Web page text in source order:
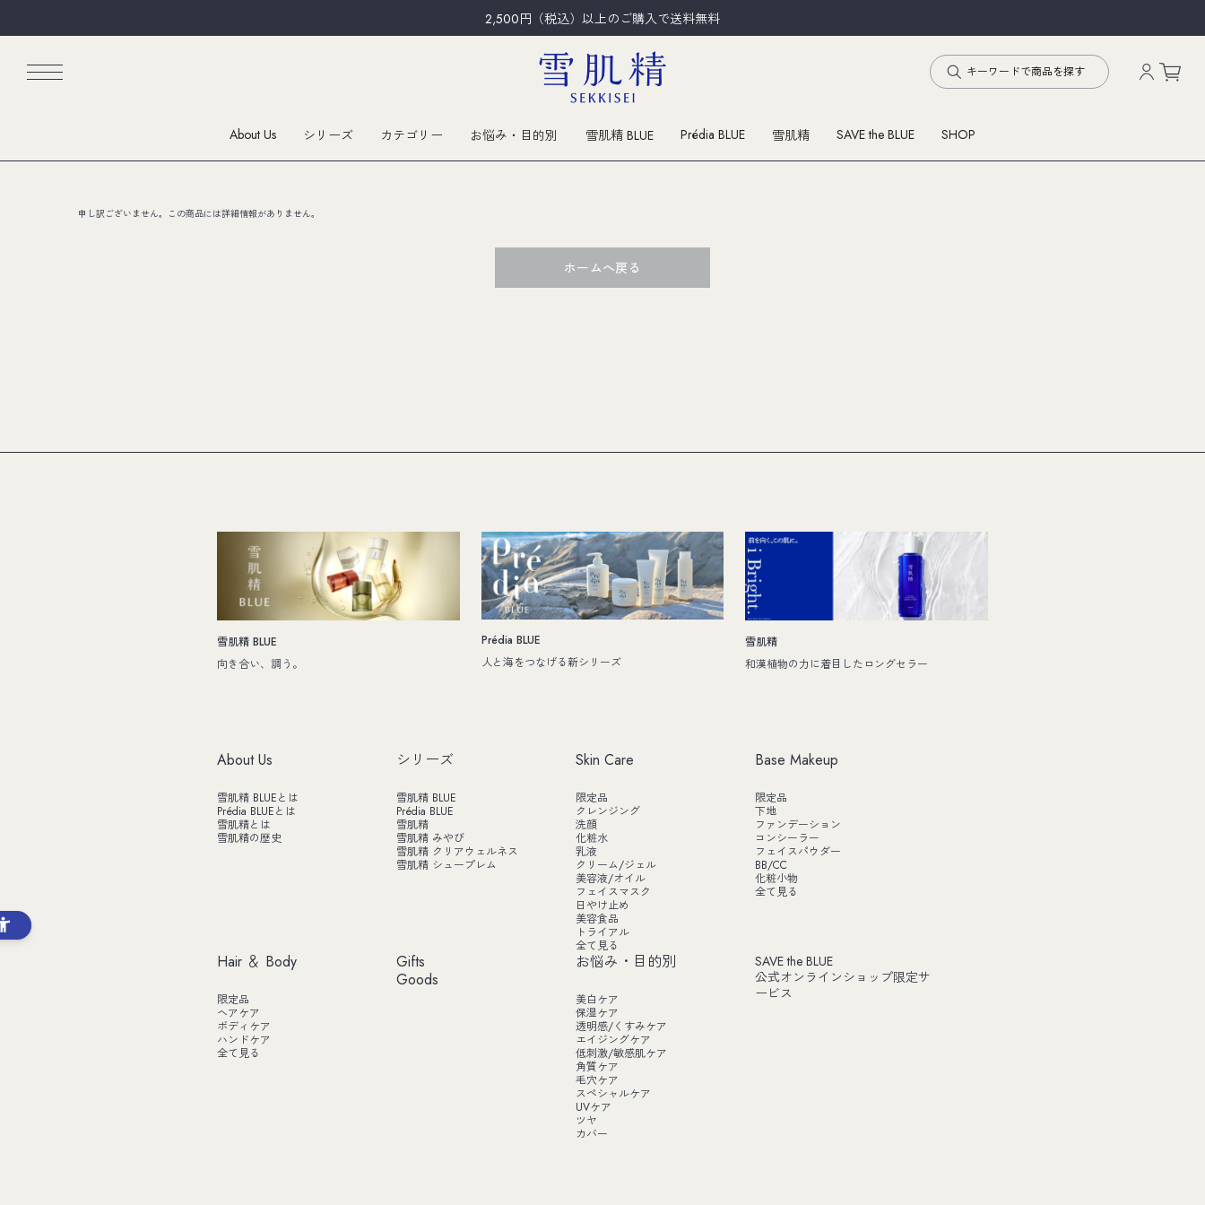
2,500円（税込）以上のご購入で送料無料
About Us シリーズ カテゴリー お悩み・目的別 雪肌精 BLUE Prédia BLUE 雪肌精 SAVE the BLUE SHOP
申し訳ございません。この商品には詳細情報がありません。
ホームへ戻る
雪肌精 BLUE
向き合い、調う。
Prédia BLUE
人と海をつなげる新シリーズ
雪肌精
和漢植物の力に着目したロングセラー
About Us
雪肌精 BLUEとは
Prédia BLUEとは
雪肌精とは
雪肌精の歴史
シリーズ
雪肌精 BLUE
Prédia BLUE
雪肌精
雪肌精 みやび
雪肌精 クリアウェルネス
雪肌精 シュープレム
Skin Care
限定品
クレンジング
洗顔
化粧水
乳液
クリーム/ジェル
美容液/オイル
フェイスマスク
日やけ止め
美容食品
トライアル
全て見る
Base Makeup
限定品
下地
ファンデーション
コンシーラー
フェイスパウダー
BB/CC
化粧小物
全て見る
Hair ＆ Body
限定品
ヘアケア
ボディケア
ハンドケア
全て見る
Gifts
Goods
お悩み・目的別
美白ケア
保湿ケア
透明感/くすみケア
エイジングケア
低刺激/敏感肌ケア
角質ケア
毛穴ケア
スペシャルケア
UVケア
ツヤ
カバー
SAVE the BLUE
公式オンラインショップ限定サ
ービス